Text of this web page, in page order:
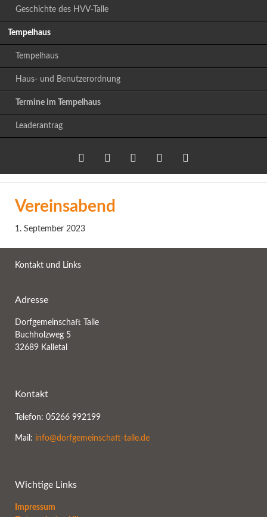
Geschichte des HVV-Talle
Tempelhaus
Tempelhaus
Haus- und Benutzerordnung
Termine im Tempelhaus
Leaderantrag
Twitter LinkedIn
Vereinsabend
1. September 2023
Kontakt und Links
Adresse
Dorfgemeinschaft Talle
Buchholzweg 5
32689 Kalletal
Kontakt
Telefon: 05266 992199
Mail: info@dorfgemeinschaft-talle.de
Wichtige Links
Impressum